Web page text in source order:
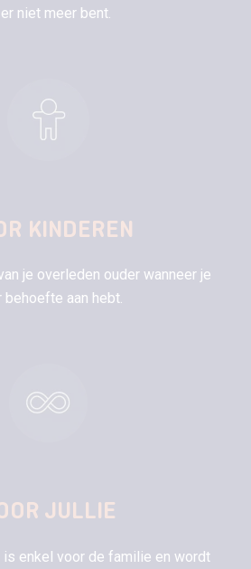
niet meer bent.
KINDEREN
je overleden ouder wanneer je
behoefte aan hebt.
JULLIE
is enkel voor de familie en wordt